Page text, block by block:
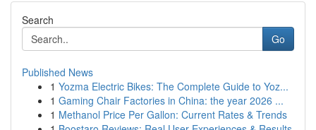
Search
Go
Published News
1 Yozma Electric Bikes: The Complete Guide to Yoz...
1 Gaming Chair Factories in China: the year 2026 ...
1 Methanol Price Per Gallon: Current Rates & Trends